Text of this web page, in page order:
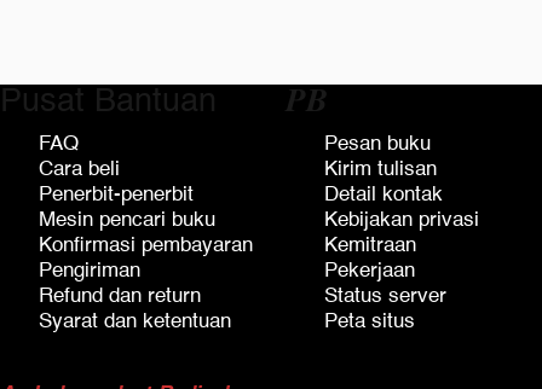
Pusat Bantuan
FAQ
Cara beli
Penerbit-penerbit
Mesin pencari buku
Konfirmasi pembayaran
Pengiriman
Refund dan return
Syarat dan ketentuan
𝑷𝑩
Pesan buku
Kirim tulisan
Detail kontak
Kebijakan privasi
Kemitraan
Pekerjaan
Status server
Peta situs